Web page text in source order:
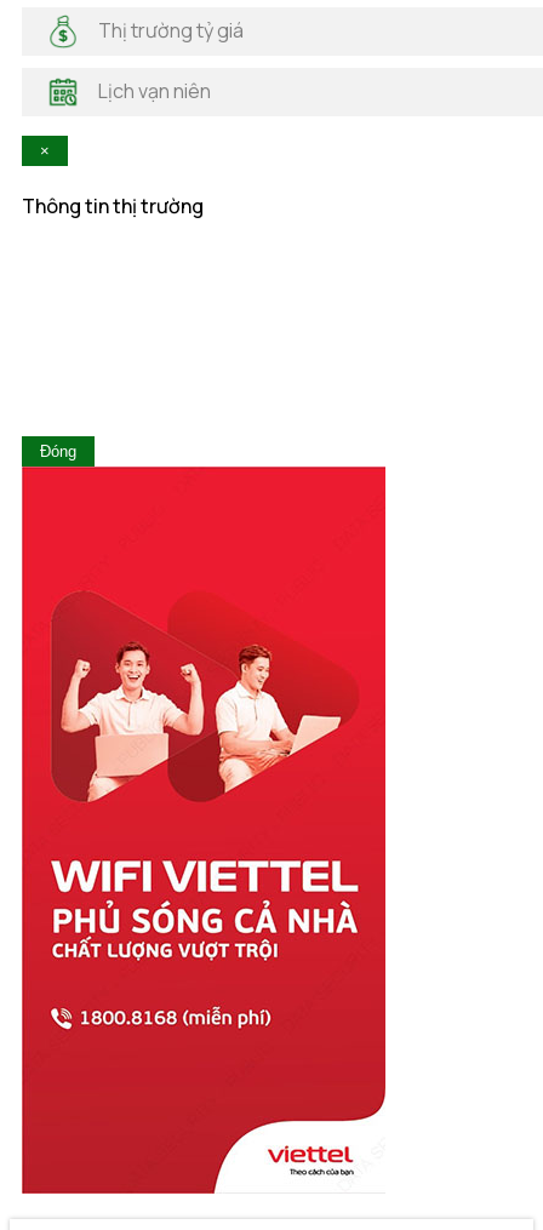
Hà Tĩnh
Hòa Bình
Lai Châu
Quảng Ngãi
Quảng Ninh
Quảng Trị
Sóc Trăng
Sơn La
Tây Ninh
Thái Bình
Thái Nguyên
Thừa Thiên Huế
Tiền Giang
Trà Vinh
Tuyên Quang
Vĩnh Phúc
Vũng Tàu
Thị trường tỷ giá
Lịch vạn niên
×
Thông tin thị trường
Đóng